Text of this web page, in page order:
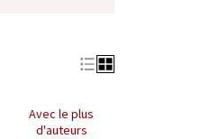
Avec le plus
d'auteurs